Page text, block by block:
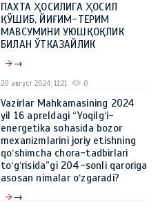
ПАХТА ҲОСИЛИГА ҲОСИЛ
ҚЎШИБ, ЙИҒИМ-ТЕРИМ
МАВСУМИНИ УЮШҚОҚЛИК
БИЛАН ЎТКАЗАЙЛИК
→
20 август 2024, 11:21 0
Vazirlar Mahkamasining 2024
yil 16 apreldagi “Yoqilg‘i-
energetika sohasida bozor
mexanizmlarini joriy etishning
qo‘shimcha chora-tadbirlari
to‘g‘risida”gi 204-sonli qaroriga
asosan nimalar o‘zgaradi?
→